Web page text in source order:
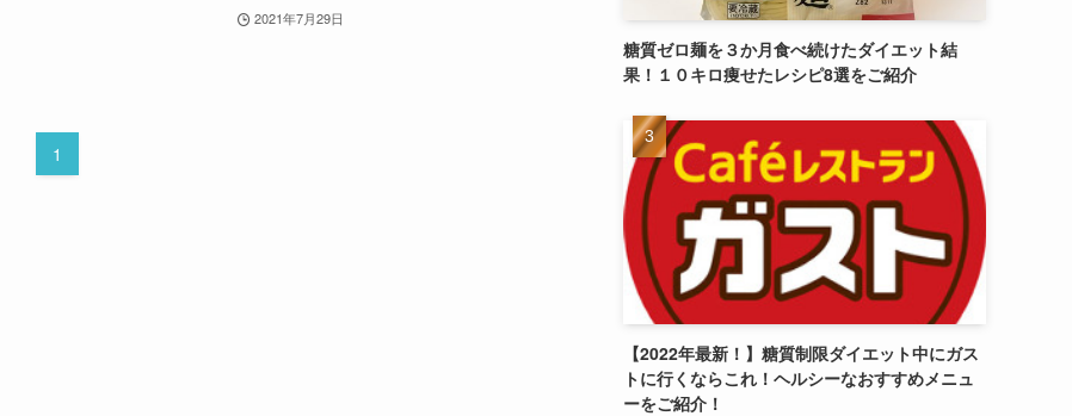
2021年7月29日
1
糖質ゼロ麺を３か月食べ続けたダイエット結
果！１０キロ痩せたレシピ8選をご紹介
【2022年最新！】糖質制限ダイエット中にガス
トに行くならこれ！ヘルシーなおすすめメニュ
ーをご紹介！